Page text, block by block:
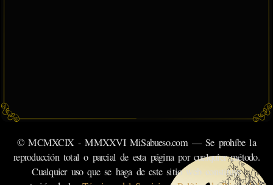
© MCMXCIX - MMXXVI MiSabueso.com — Se prohíbe la
reproducción total o parcial de esta página por cualquier método.
Cualquier uso que se haga de este sitio web constituye